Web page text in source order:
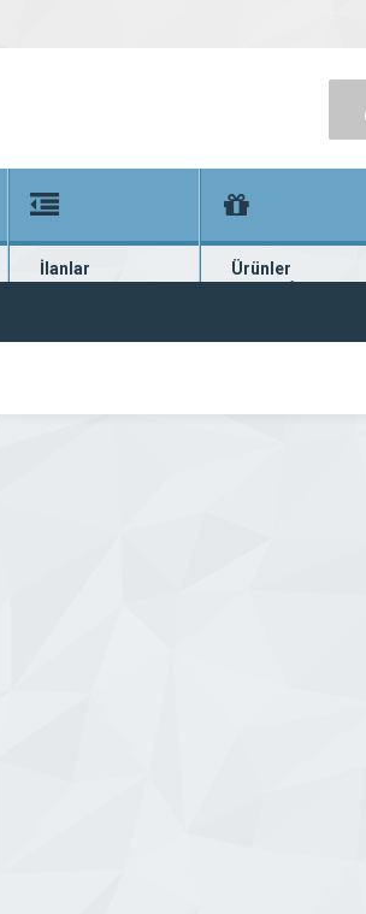
İlanlar
Güncel seri ilanlar
Ürünler
Binlerce firma ürünü